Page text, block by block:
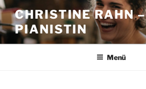
Zum
Inhalt
springen
CHRISTINE RAHN –
PIANISTIN
Menü